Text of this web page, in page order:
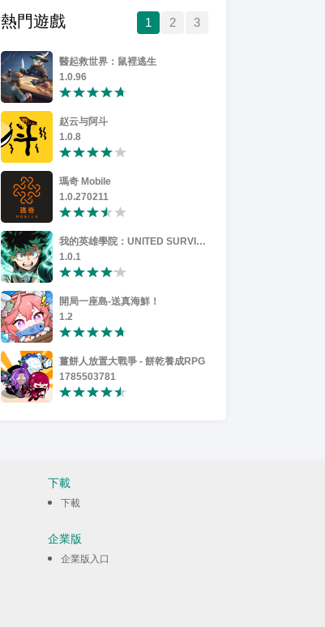
熱門遊戲 1 2 3
醫起救世界：鼠裡逃生
1.0.96
赵云与阿斗
1.0.8
瑪奇 Mobile
1.0.270211
我的英雄學院：UNITED SURVIVAL
1.0.1
開局一座島-送真海鮮！
1.2
薑餅人放置大戰爭 - 餅乾養成RPG
1785503781
下載
下載
企業版
企業版入口